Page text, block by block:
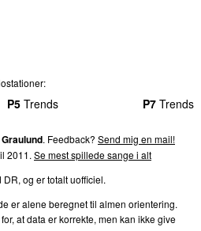
P5 Trends P7 Trends
. Feedback? Send mig en mail!
2011. Se mest spillede sange i alt
DR, og er totalt uofficiel.
er alene beregnet til almen orientering.
at data er korrekte, men kan ikke give